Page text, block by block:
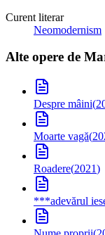
Curent literar
Neomodernism
Alte opere de
Despre mâini(
Moarte vagă(
Roadere(2021)
***adevărul